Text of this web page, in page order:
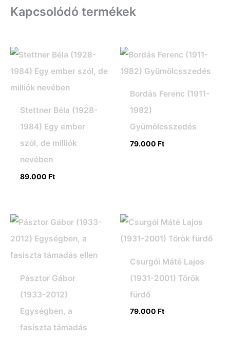
Kapcsolódó termékek
Stettner Béla (1928-
1984) Egy ember
szól, de milliók
nevében
89.000 Ft
Bordás Ferenc (1911-
1982)
Gyümölcsszedés
79.000 Ft
Pásztor Gábor
(1933-2012)
Egységben, a
fasiszta támadás
Csurgói Máté Lajos
(1931-2001) Török
fürdő
79.000 Ft